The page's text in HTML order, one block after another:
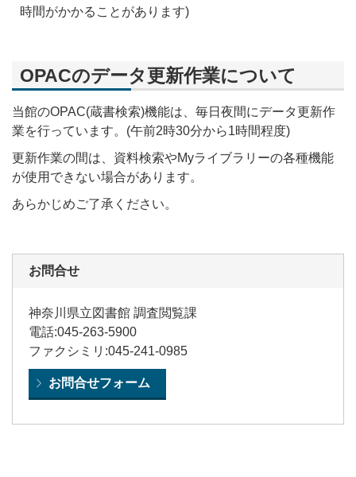
時間がかかることがあります)
OPACのデータ更新作業について
当館のOPAC(蔵書検索)機能は、毎日夜間にデータ更新作
業を行っています。(午前2時30分から1時間程度)
更新作業の間は、資料検索やMyライブラリーの各種機能
が使用できない場合があります。
あらかじめご了承ください。
お問合せ
神奈川県立図書館 調査閲覧課
電話:045-263-5900
ファクシミリ:045-241-0985
お問合せフォーム